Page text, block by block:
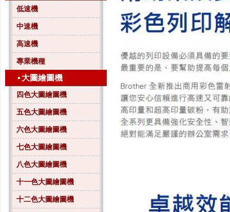
低速機
中速機
高速機
專業機種
▪ 大圖繪圖機
四色大圖繪圖機
五色大圖繪圖機
六色大圖繪圖機
七色大圖繪圖機
八色大圖繪圖機
十一色大圖繪圖機
十二色大圖繪圖機